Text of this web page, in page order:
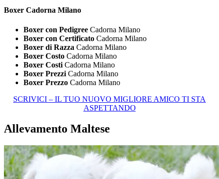
Boxer Cadorna Milano
Boxer con Pedigree Cadorna Milano
Boxer con Certificato Cadorna Milano
Boxer di Razza Cadorna Milano
Boxer Costo Cadorna Milano
Boxer Costi Cadorna Milano
Boxer Prezzi Cadorna Milano
Boxer Prezzo Cadorna Milano
SCRIVICI – IL TUO NUOVO MIGLIORE AMICO TI STA
ASPETTANDO
Allevamento Maltese